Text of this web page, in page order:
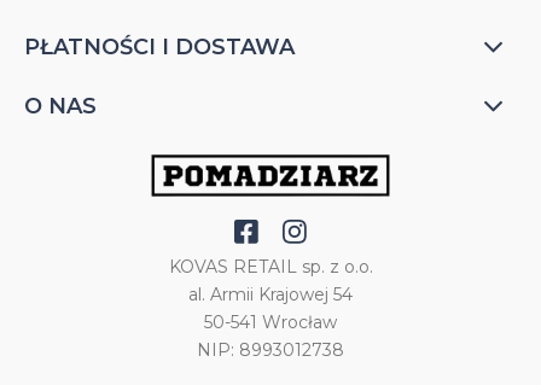
PŁATNOŚCI I DOSTAWA
O NAS
KOVAS RETAIL sp. z o.o.
al. Armii Krajowej 54
50-541 Wrocław
NIP: 8993012738